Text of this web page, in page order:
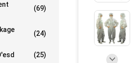
(69)
(24)
(25)